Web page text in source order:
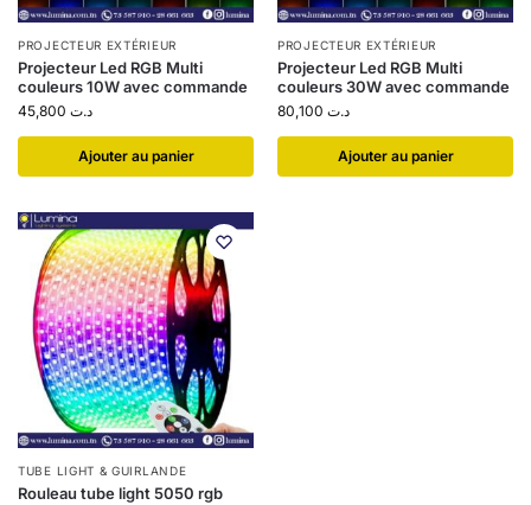
PROJECTEUR EXTÉRIEUR
Projecteur Led RGB Multi
couleurs 10W avec commande
د.ت
Ajouter au panier
PROJECTEUR EXTÉRIEUR
Projecteur Led RGB Multi
couleurs 30W avec commande
د.ت
Ajouter au panier
TUBE LIGHT & GUIRLANDE
Rouleau tube light 5050 rgb